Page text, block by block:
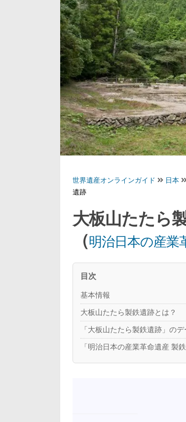
世界遺産オンラインガイド 日本
遺跡
大板山たたら
（明治日本の産業
目次
基本情報
大板山たたら製鉄遺跡とは？
「大板山たたら製鉄遺跡」のデ
「明治日本の産業革命遺産 製